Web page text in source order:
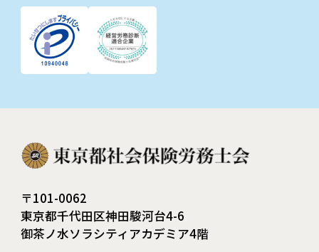
〒101-0062
東京都千代田区神田駿河台4-6
御茶ノ水ソラシティアカデミア4階